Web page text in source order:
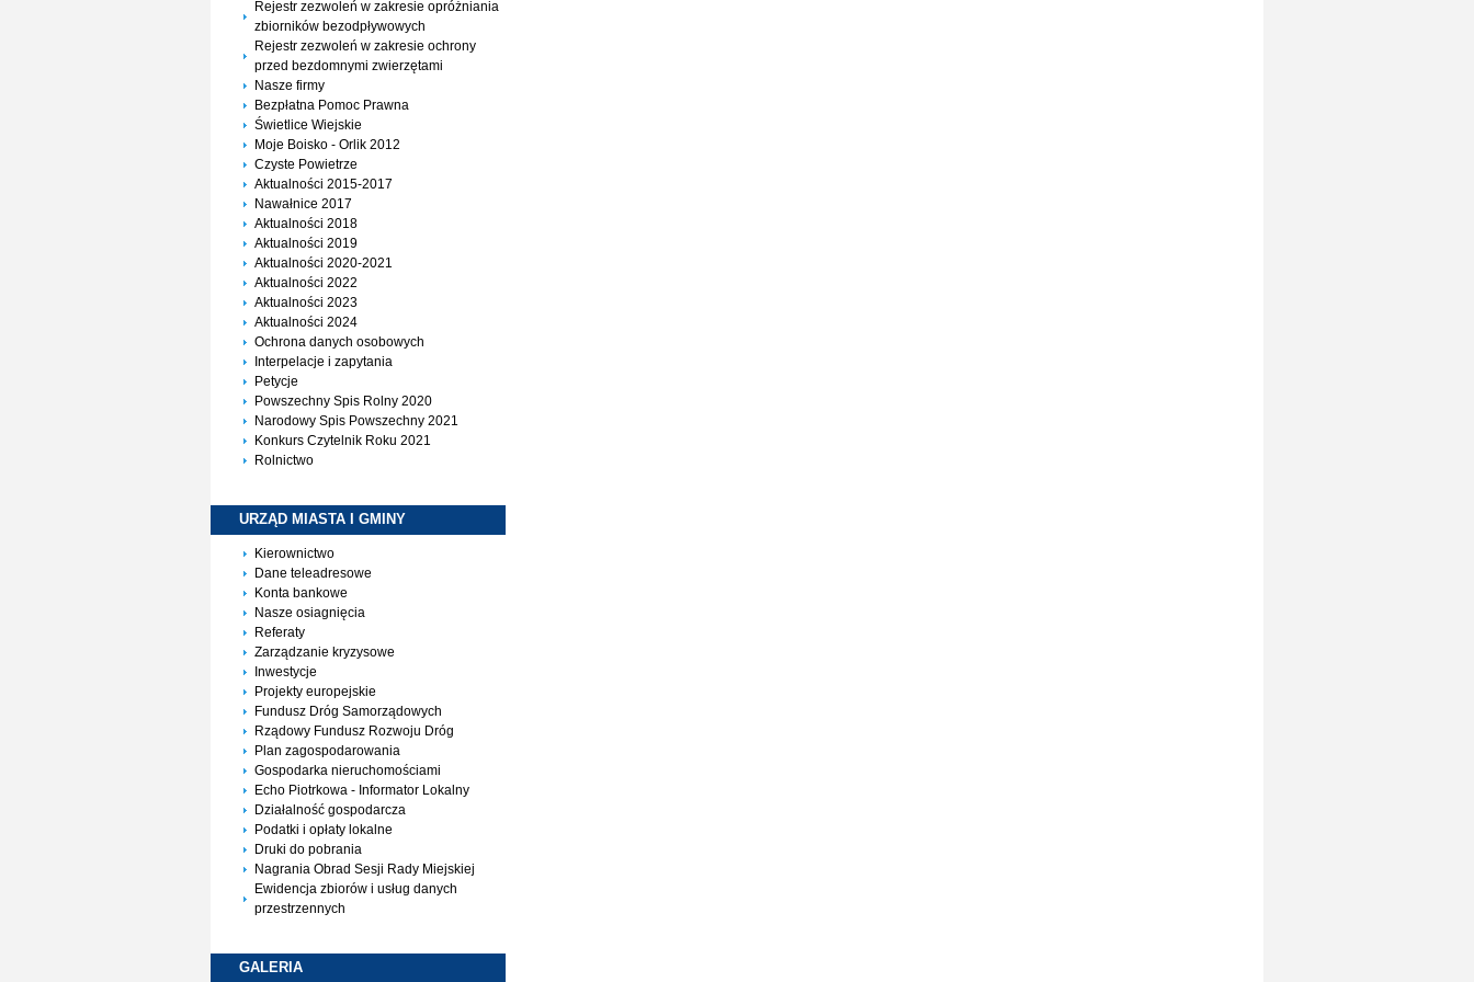
Rejestr zezwoleń w zakresie opróżniania
zbiorników bezodpływowych
Rejestr zezwoleń w zakresie ochrony
przed bezdomnymi zwierzętami
Nasze firmy
Bezpłatna Pomoc Prawna
Świetlice Wiejskie
Moje Boisko - Orlik 2012
Czyste Powietrze
Aktualności 2015-2017
Nawałnice 2017
Aktualności 2018
Aktualności 2019
Aktualności 2020-2021
Aktualności 2022
Aktualności 2023
Aktualności 2024
Ochrona danych osobowych
Interpelacje i zapytania
Petycje
Powszechny Spis Rolny 2020
Narodowy Spis Powszechny 2021
Konkurs Czytelnik Roku 2021
Rolnictwo
URZĄD MIASTA I GMINY
Kierownictwo
Dane teleadresowe
Konta bankowe
Nasze osiagnięcia
Referaty
Zarządzanie kryzysowe
Inwestycje
Projekty europejskie
Fundusz Dróg Samorządowych
Rządowy Fundusz Rozwoju Dróg
Plan zagospodarowania
Gospodarka nieruchomościami
Echo Piotrkowa - Informator Lokalny
Działalność gospodarcza
Podatki i opłaty lokalne
Druki do pobrania
Nagrania Obrad Sesji Rady Miejskiej
Ewidencja zbiorów i usług danych
przestrzennych
GALERIA